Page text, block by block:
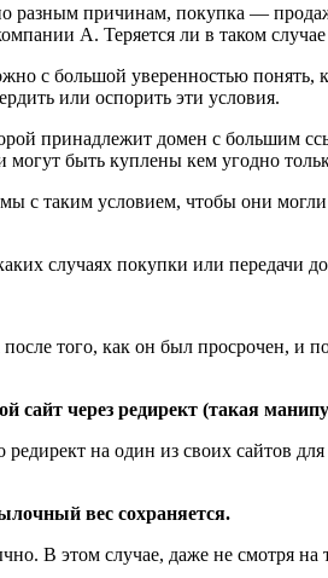
разным причинам, покупка —
А. Теряется ли в таком
с большой уверенностью понять,
или оспорить эти условия.
принадлежит домен с большим
быть куплены кем угодно
таким условием, чтобы они могли
случаях покупки или передачи
того, как он был просрочен, и
сайт через редирект (такая
на один из своих сайтов
вес сохраняется.
В этом случае, даже не смотря